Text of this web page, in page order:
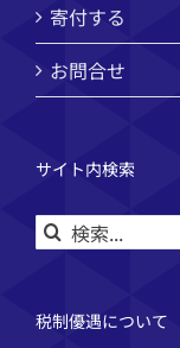
寄付する
お問合せ
サイト内検索
検
索
税制優遇について